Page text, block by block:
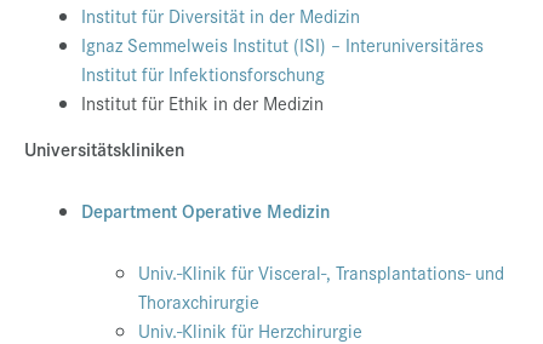
Institut für Diversität in der Medizin
Ignaz Semmelweis Institut (ISI) – Interuniversitäres
Institut für Infektionsforschung
Institut für Ethik in der Medizin
Universitätskliniken
Department Operative Medizin
Univ.-Klinik für Visceral-, Transplantations- und
Thoraxchirurgie
Univ.-Klinik für Herzchirurgie